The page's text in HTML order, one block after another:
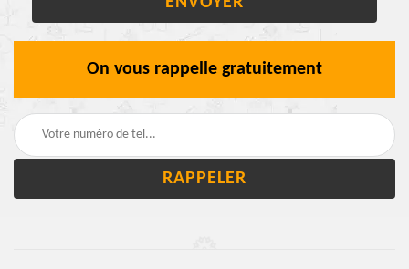
On vous rappelle gratuitement